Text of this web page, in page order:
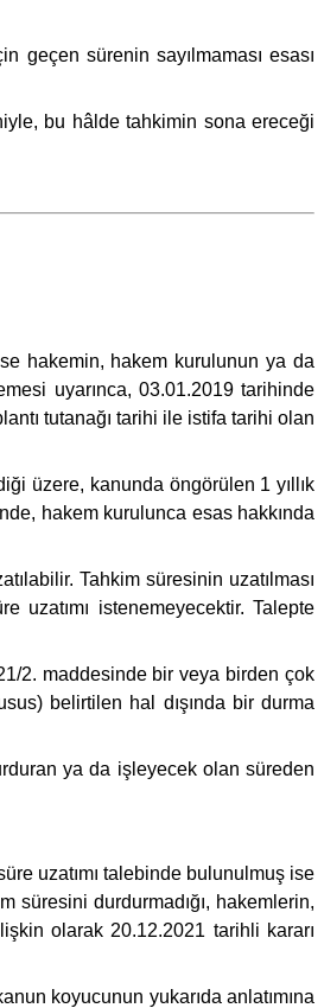
geçen sürenin sayılmaması esası
bu hâlde tahkimin sona ereceği
hakemin, hakem kurulunun ya da
uyarınca, 03.01.2019 tarihinde
tutanağı tarihi ile istifa tarihi olan
üzere, kanunda öngörülen 1 yıllık
hakem kurulunca esas hakkında
Tahkim süresinin uzatılması
uzatımı istenemeyecektir. Talepte
2. maddesinde bir veya birden çok
belirtilen hal dışında bir durma
ya da işleyecek olan süreden
uzatımı talebinde bulunulmuş ise
süresini durdurmadığı, hakemlerin,
olarak 20.12.2021 tarihli kararı
koyucunun yukarıda anlatımına